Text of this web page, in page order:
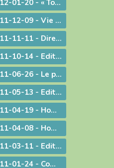
2012-01-20 - « Tous, nous serons transformés par la Victoire de notre Seigneur Jésus Christ. »
2011-12-09 - Vie privée ?
2011-11-11 - Dire et ne pas faire
2011-10-14 - Edito : Vive la fa­mille !
2011-06-26 - Le prêtre et le mystère eucharistique
2011-05-13 - Edito : Mettre au monde des saints !
2011-04-19 - Homélie pour la Messe Chrismale
2011-04-08 - Homélie : Itinéraire d'une rencontre avec Jésus
2011-03-11 - Edito : La vogue du prêt-à-porter
2011-01-24 - Communiqué aux chrétiens du diocèse